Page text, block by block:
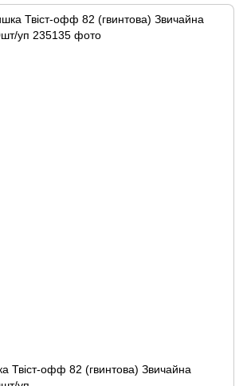
Твіст-офф 82 (гвинтова) Звичайна